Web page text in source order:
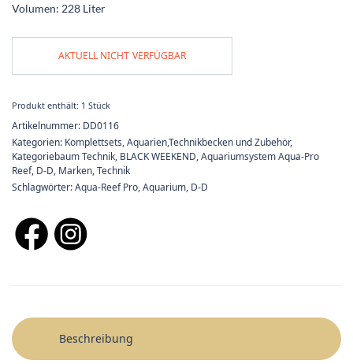
Volumen: 228 Liter
AKTUELL NICHT VERFÜGBAR
Produkt enthält: 1Stück
Artikelnummer: DD0116
Kategorien: Komplettsets,Aquarien,Technikbecken und Zubehör,
Kategoriebaum Technik, BLACK WEEKEND,Aquariumsystem Aqua-Pro
Reef, D-D, Marken,Technik
Schlagwörter:Aqua-Reef Pro,Aquarium, D-D
Beschreibung